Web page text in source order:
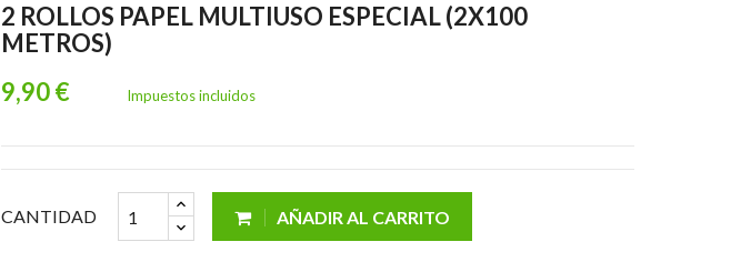
2 ROLLOS PAPEL MULTIUSO ESPECIAL (2X100
METROS)
9,90 €
Impuestos incluidos
CANTIDAD AÑADIR AL CARRITO